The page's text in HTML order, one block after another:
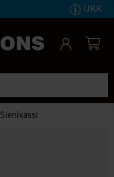
UKK
Sienikassi